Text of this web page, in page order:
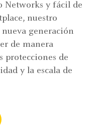
Networks y fácil de
nuestro
generación
de manera
protecciones de
y la escala de